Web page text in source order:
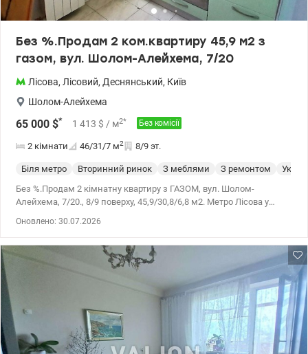
Без %.Продам 2 ком.квартиру 45,9 м2 з
газом, вул. Шолом-Алейхема, 7/20
Лісова, Лісовий, Деснянський, Київ
Шолом-Алейхема
65 000 $* 1 413 $ / м2* Без комісії
2 кімнати 46/31/7 м2 8/9 эт.
Біля метро Вторинний ринок З меблями З ремонтом
Без %.Продам 2 кімнатну квартиру з ГАЗОМ, вул. Шолом-
Алейхема, 7/20., 8/9 поверху, 45,9/30,8/6,8 м2. Метро Лісова у
інфраструктура все поруч у пішій доступності. Ціна 65000 у.о.
Оксана Фурс,.067 724 12 86, valion.ua/1151727
Оновлено: 30.07.2026